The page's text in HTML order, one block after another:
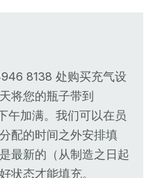
8138 处购买充气设
将您的瓶子带到
午加满。我们可以在员
配的时间之外安排填
最新的（从制造之日起
状态才能填充。